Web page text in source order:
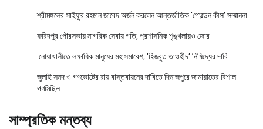
শ্রীমঙ্গলের সাইফুর রহমান জাবেদ অর্জন করলেন আন্তর্জাতিক ‘গোল্ডেন কীস’ সম্মাননা
ফরিদপুর পৌরসভায় নাগরিক সেবায় গতি, প্রশাসনিক শৃঙ্খলায়ও জোর
নোয়াখালীতে লক্ষাধিক মানুষের মহাসমাবেশ, ‘হিজবুত তাওহীদ’ নিষিদ্ধের দাবি
জুলাই সনদ ও গণভোটের রায় বাস্তবায়নের দাবিতে দিনাজপুরে জামায়াতের বিশাল
গণমিছিল
সাম্প্রতিক মন্তব্য